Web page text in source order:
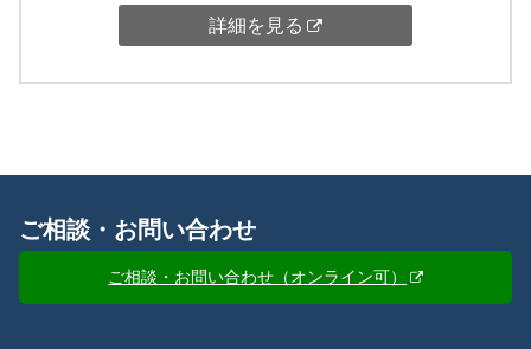
詳細を見る
ご相談・お問い合わせ
ご相談・お問い合わせ（オンライン可）